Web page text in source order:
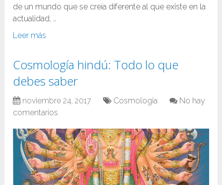
de un mundo que se creía diferente al que existe en la
actualidad, …
Leer más
Cosmología hindú: Todo lo que
debes saber
noviembre 24, 2017 Cosmologia
No hay
comentarios